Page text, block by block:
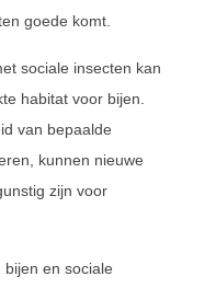
goede komt.
sociale insecten kan
habitat voor bijen.
van bepaalde
kunnen nieuwe
zijn voor
en sociale